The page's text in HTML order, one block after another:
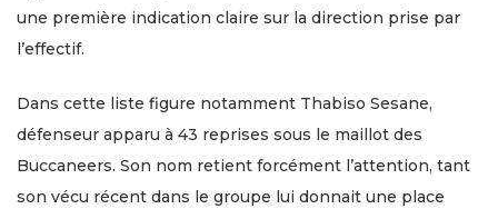
une première indication claire sur la direction prise par
l’effectif.
Dans cette liste figure notamment Thabiso Sesane,
défenseur apparu à 43 reprises sous le maillot des
Buccaneers. Son nom retient forcément l’attention, tant
son vécu récent dans le groupe lui donnait une place